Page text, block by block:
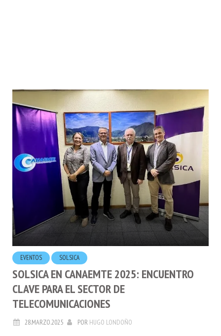
EVENTOS SOLSICA
SOLSICA EN CANAEMTE 2025: ENCUENTRO
CLAVE PARA EL SECTOR DE
TELECOMUNICACIONES